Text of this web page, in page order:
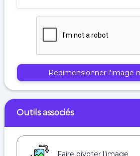
Redimensionner l'image
Outils associés
Faire pivoter l'image